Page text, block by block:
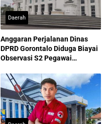
Daerah
Anggaran Perjalanan Dinas
DPRD Gorontalo Diduga Biayai
Observasi S2 Pegawai